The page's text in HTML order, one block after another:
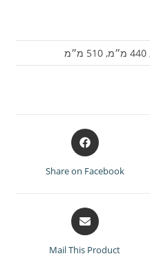
Opens
in
new
Share on Facebook
Opens
in
new
Mail This Product